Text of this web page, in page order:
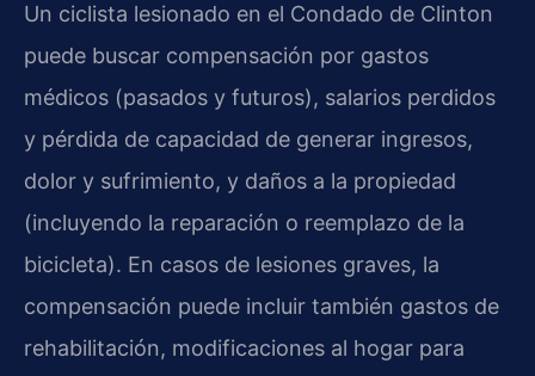
Un ciclista lesionado en el Condado de Clinton
puede buscar compensación por gastos
médicos (pasados y futuros), salarios perdidos
y pérdida de capacidad de generar ingresos,
dolor y sufrimiento, y daños a la propiedad
(incluyendo la reparación o reemplazo de la
bicicleta). En casos de lesiones graves, la
compensación puede incluir también gastos de
rehabilitación, modificaciones al hogar para